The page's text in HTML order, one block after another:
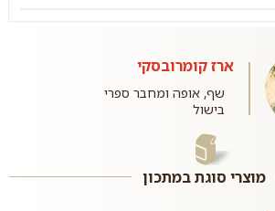
ארז קומרובסקי
שף, אופה ומחבר ספרי
בישול
מוצרי סוגת במתכון